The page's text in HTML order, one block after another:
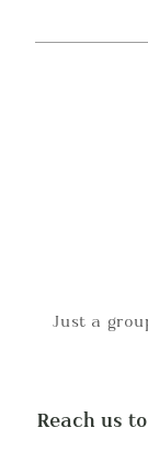
Just a
Reach us